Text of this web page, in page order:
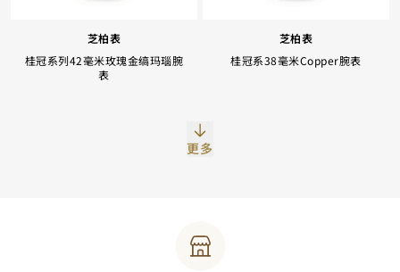
芝柏表
桂冠系列42毫米玫瑰金缟玛瑙腕
表
芝柏表
桂冠系38毫米Copper腕表
更多